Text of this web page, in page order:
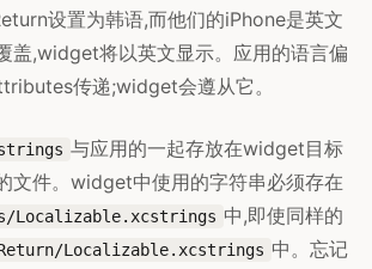
设置为韩语,而他们的iPhone是英文
盖,widget将以英文显示。应用的语言偏
传递;widget会遵从它。
与应用的一起存放在widget目标
文件。widget中使用的字符串必须存在
Localizable.xcstrings 中,即使同样的
Localizable.xcstrings 中。忘记